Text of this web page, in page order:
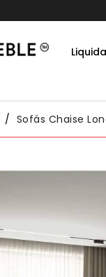
Sofás Chaise